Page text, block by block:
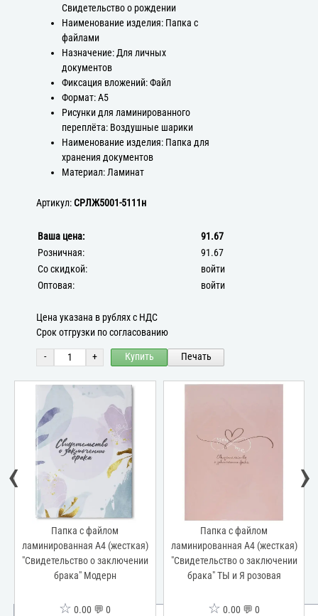
Свидетельство о рождении
Наименование изделия: Папка с
файлами
Назначение: Для личных
документов
Фиксация вложений: Файл
Формат: А5
Рисунки для ламинированного
переплёта: Воздушные шарики
Наименование изделия: Папка для
хранения документов
Материал: Ламинат
Артикул:СРЛЖ5001-5111н
Ваша цена:
91.67
Розничная:
91.67
Со скидкой:
войти
Оптовая:
войти
Цена указана в рублях с НДС
Срок отгрузки по согласованию
- + Купить Печать
Папка с файлом
ламинированная А4 (жесткая)
"Свидетельство о заключении
брака" Модерн
☆ 0.00 💬 0
Папка с файлом
ламинированная А4 (жесткая)
"Свидетельство о заключении
брака" ТЫ и Я розовая
☆ 0.00 💬 0
‹ ›